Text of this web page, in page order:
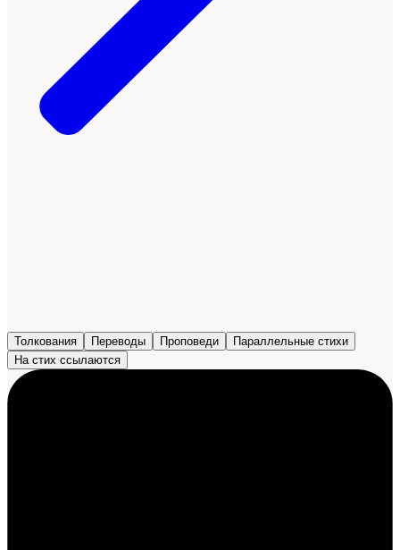
Толкования Переводы Проповеди
Параллельные стихи
На стих ссылаются